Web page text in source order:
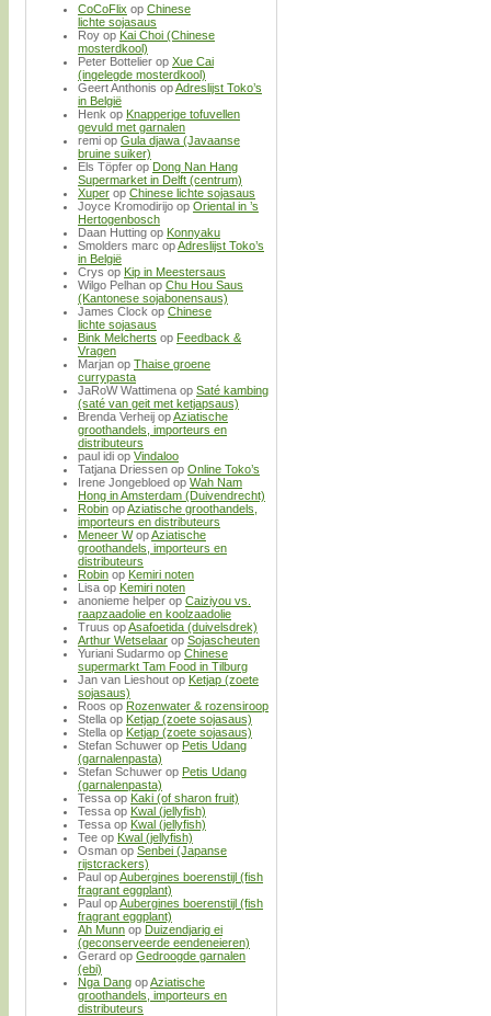
CoCoFlix op Chinese
lichte sojasaus
Roy op Kai Choi (Chinese
mosterdkool)
Peter Bottelier op Xue Cai
(ingelegde mosterdkool)
Geert Anthonis opAdreslijst Toko’s
in België
Henk op Knapperige tofuvellen
gevuld met garnalen
remi op Gula djawa (Javaanse
bruine suiker)
Els Töpfer op Dong Nan Hang
Supermarket in Delft (centrum)
Xuper op Chinese lichte sojasaus
Joyce Kromodirijo op Oriental in ’s
Hertogenbosch
Daan Hutting op Konnyaku
Smolders marc opAdreslijst Toko’s
in België
Crys op Kip in Meestersaus
Wilgo Pelhan op Chu Hou Saus
(Kantonese sojabonensaus)
James Clock op Chinese
lichte sojasaus
Bink Melcherts op Feedback &
Vragen
Marjan op Thaise groene
currypasta
JaRoW Wattimena op Saté kambing
(saté van geit met ketjapsaus)
Brenda Verheij opAziatische
groothandels, importeurs en
distributeurs
paul idi op Vindaloo
Tatjana Driessen op Online Toko’s
Irene Jongebloed op Wah Nam
Hong in Amsterdam (Duivendrecht)
Robin opAziatische groothandels,
importeurs en distributeurs
Meneer WopAziatische
groothandels, importeurs en
distributeurs
Robin op Kemiri noten
Lisa op Kemiri noten
anonieme helper op Caiziyou vs.
raapzaadolie en koolzaadolie
Truus opAsafoetida (duivelsdrek)
Arthur Wetselaar op Sojascheuten
Yuriani Sudarmo op Chinese
supermarkt Tam Food in Tilburg
Jan van Lieshout op Ketjap (zoete
sojasaus)
Roos op Rozenwater & rozensiroop
Stella op Ketjap (zoete sojasaus)
Stella op Ketjap (zoete sojasaus)
Stefan Schuwer op Petis Udang
(garnalenpasta)
Stefan Schuwer op Petis Udang
(garnalenpasta)
Tessa op Kaki (of sharon fruit)
Tessa op Kwal (jellyfish)
Tessa op Kwal (jellyfish)
Tee op Kwal (jellyfish)
Osman op Senbei (Japanse
rijstcrackers)
Paul opAubergines boerenstijl (fish
fragrant eggplant)
Paul opAubergines boerenstijl (fish
fragrant eggplant)
Ah Munn op Duizendjarig ei
(geconserveerde eendeneieren)
Gerard op Gedroogde garnalen
(ebi)
Nga Dang opAziatische
groothandels, importeurs en
distributeurs